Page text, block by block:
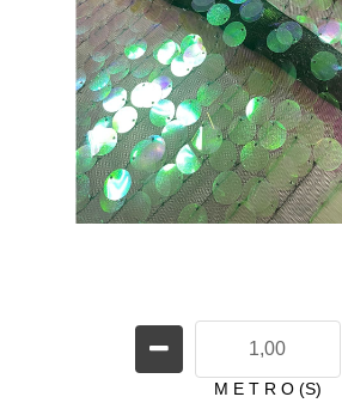
M E T R O (S)